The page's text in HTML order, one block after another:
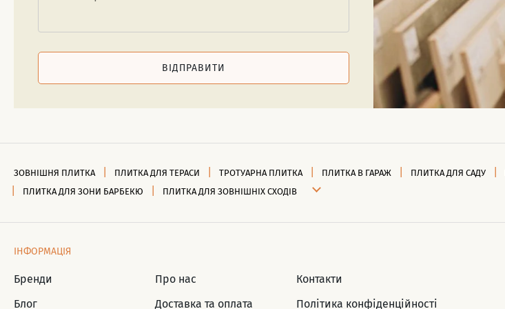
ВІДПРАВИТИ
ЗОВНІШНЯ ПЛИТКА ПЛИТКА ДЛЯ ТЕРАСИ ТРОТУАРНА ПЛИТКА ПЛИТКА В ГАРАЖ ПЛИТКА ДЛЯ САДУ
ПЛИТКА ДЛЯ ЗОНИ БАРБЕКЮ
ПЛИТКА ДЛЯ ЗОВНІШНІХ СХОДІВ
ІНФОРМАЦІЯ
Бренди Про нас
Контакти
Блог
Доставка та оплата Політика конфіденційності